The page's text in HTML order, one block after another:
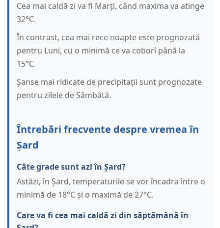
Cea mai caldă zi va fi Marți, când maxima va atinge
32°C.
În contrast, cea mai rece noapte este prognozată
pentru Luni, cu o minimă ce va coborî până la
15°C.
Șanse mai ridicate de precipitații sunt prognozate
pentru zilele de Sâmbătă.
Întrebări frecvente despre vremea în
Șard
Câte grade sunt azi în Șard?
Astăzi, în Șard, temperaturile se vor încadra între o
minimă de 18°C și o maximă de 27°C.
Care va fi cea mai caldă zi din săptămână în